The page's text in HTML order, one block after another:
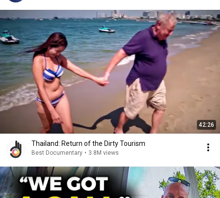
42:26
Thailand: Return of the Dirty Tourism
Best Documentary • 3.8M views